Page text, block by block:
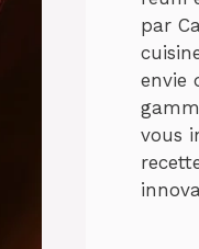
par
envie
vous